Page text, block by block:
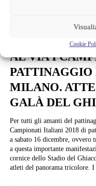
Cookie
AL VIA I
PATTINAGGIO
MILANO.
GALÀ DEL
Per tutti gli amanti del
Campionati Italiani 2018 di
a sabato 16 dicembre, ovvero
a questa importante
cornice dello Stadio del
atleti del panorama tricolore. I